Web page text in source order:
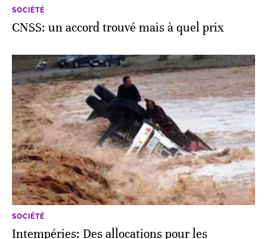
SOCIÉTÉ
CNSS: un accord trouvé mais à quel prix
SOCIÉTÉ
Intempéries: Des allocations pour les